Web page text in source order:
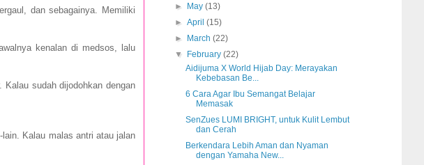
dan sebagainya. Memiliki
kenalan di medsos, lalu
sudah dijodohkan dengan
Kalau malas antri atau jalan
►
May(13)
►April(15)
►
March(22)
▼
February(22)
Aidijuma X World Hijab Day: Merayakan
Kebebasan Be...
6 Cara Agar Ibu Semangat Belajar
Memasak
SenZues LUMI BRIGHT, untuk Kulit Lembut
dan Cerah
Berkendara Lebih Aman dan Nyaman
dengan Yamaha New...